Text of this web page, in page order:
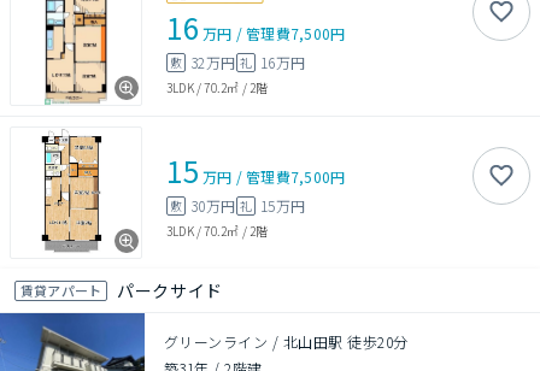
16 万円 /管理費7,500円
敷 32万円 礼 16万円
3LDK/70.2㎡ /2階
15 万円 /管理費7,500円
敷 30万円 礼 15万円
3LDK/70.2㎡ / 2階
賃貸アパート パークサイド
グリーンライン / 北山田駅 徒歩20分